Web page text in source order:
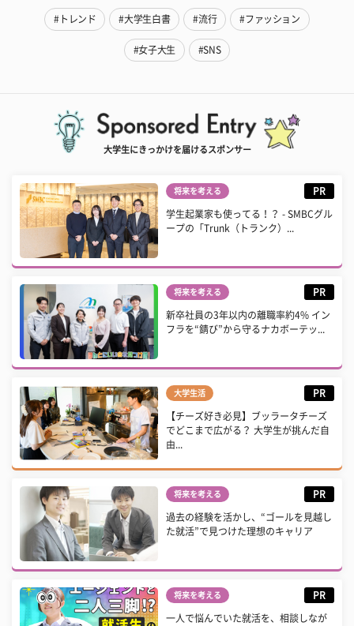
#トレンド #大学生白書 #流行 #ファッション
#女子大生 #SNS
大学生にきっかけを届けるスポンサー
将来を考える PR
学生起業家も使ってる！？ - SMBCグル
ープの「Trunk（トランク）...
将来を考える PR
新卒社員の3年以内の離職率約4% イン
フラを“錆び”から守るナカボーテッ...
大学生活 PR
【チーズ好き必見】ブッラータチーズ
でどこまで広がる？ 大学生が挑んだ自
由...
将来を考える PR
過去の経験を活かし、“ゴールを見越し
た就活”で見つけた理想のキャリア
将来を考える PR
一人で悩んでいた就活を、相談しなが